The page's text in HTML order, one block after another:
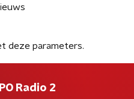
deze parameters.
Radio 2